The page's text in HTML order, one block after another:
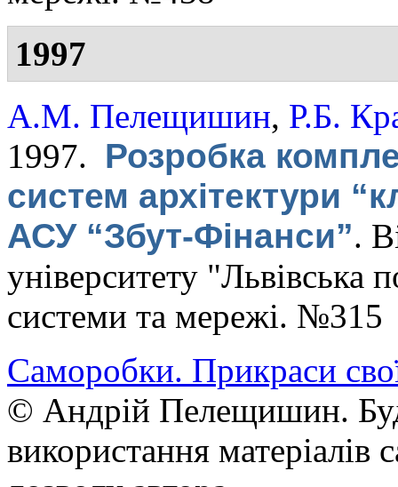
1997
А.М. Пелещишин, Р.Б.
1997. Розробка
систем архітектури
АСУ “Збут-Фінанси”.
університету "Львівська
системи та мережі. №315
Саморобки. Прикраси
© Андрій Пелещишин.
використання матеріалів